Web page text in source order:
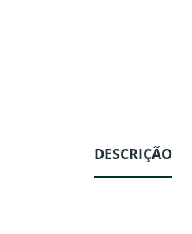
DESCRIÇÃO